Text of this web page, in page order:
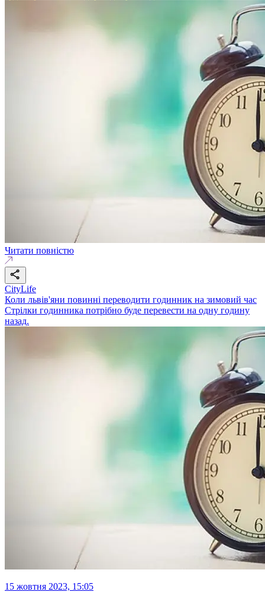
Читати повністю
CityLife
Коли львів'яни повинні переводити годинник на зимовий час
Стрілки годинника потрібно буде перевести на одну годину
назад.
15 жовтня 2023, 15:05